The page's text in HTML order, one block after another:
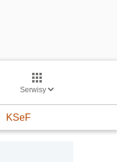
Serwisy
KSeF